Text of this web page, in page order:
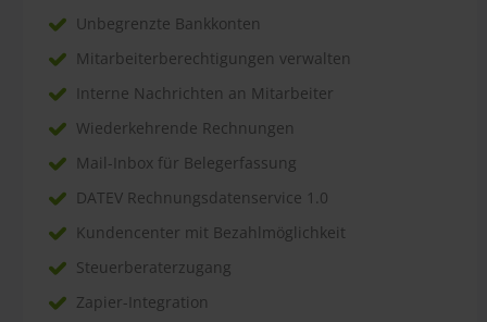
Unbegrenzte Bankkonten
Mitarbeiterberechtigungen verwalten
Interne Nachrichten an Mitarbeiter
Wiederkehrende Rechnungen
Mail-Inbox für Belegerfassung
DATEV Rechnungsdatenservice 1.0
Kundencenter mit Bezahlmöglichkeit
Steuerberaterzugang
Zapier-Integration